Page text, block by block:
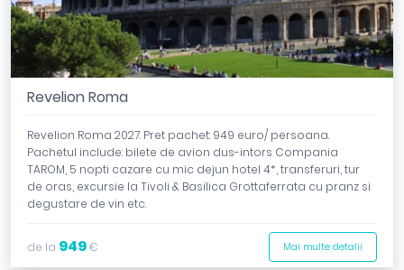
Revelion Roma
Revelion Roma 2027. Pret pachet: 949 euro/ persoana.
Pachetul include: bilete de avion dus-intors Compania
TAROM, 5 nopti cazare cu mic dejun hotel 4*, transferuri, tur
de oras, excursie la Tivoli & Basilica Grottaferrata cu pranz si
degustare de vin etc.
de la 949€ Mai multe detalii